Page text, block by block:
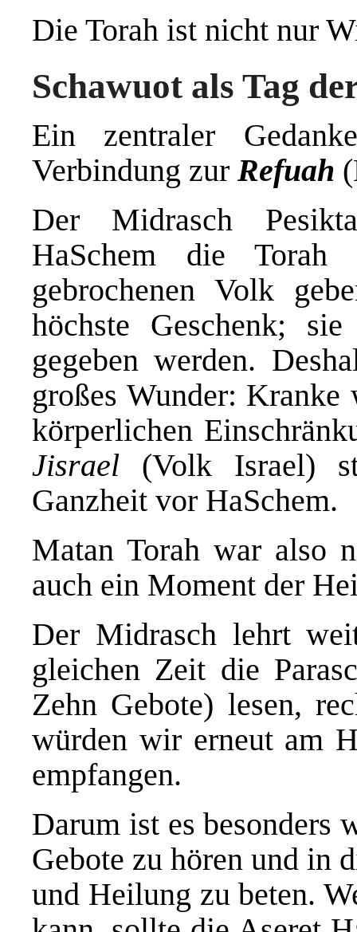
Die Torah ist nicht nur
Schawuot als Tag
Ein zentraler
Verbindung zur Refuah
Der Midrasch
HaSchem die
gebrochenen Volk
höchste Geschenk;
gegeben werden.
großes Wunder: Kranke
körperlichen
Jisrael (Volk Israel)
Ganzheit vor HaSchem.
Matan Torah war also
auch ein Moment der
Der Midrasch lehrt
gleichen Zeit die
Zehn Gebote) lesen,
würden wir erneut am
empfangen.
Darum ist es besonders
Gebote zu hören und in
und Heilung zu beten.